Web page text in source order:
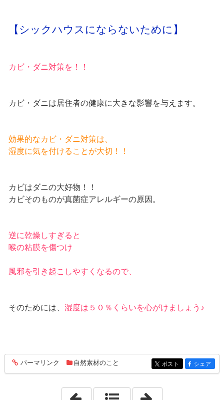
【シックハウスにならないために】
カビ・ダニ対策を！！
カビ・ダニは居住者の健康に大きな影響を与えます。
効果的なカビ・ダニ対策は、
湿度に気を付けることが大切！！
カビはダニの大好物！！
カビそのものが真菌症アレルギーの原因。
逆に乾燥しすぎると
喉の粘膜を傷つけ
風邪を引き起こしやすくなるので、
そのためには、 湿度は５０％くらいを心がけましょう♪
entry135
パーマリンク 自然素材のこと entry135
ポスト entry135
シェア
「2022年4月16日」